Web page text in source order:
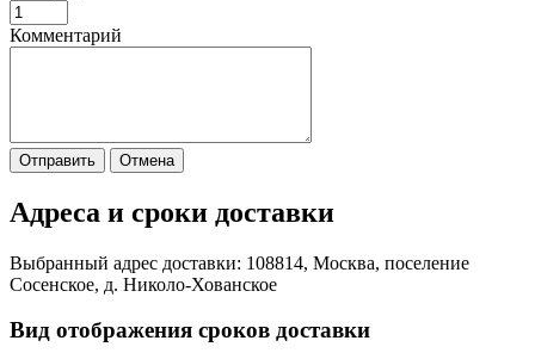
Комментарий
Отправить Отмена
Адреса и сроки доставки
Выбранный адрес доставки: 108814, Москва, поселение
Сосенское, д. Николо-Хованское
Вид отображения сроков доставки